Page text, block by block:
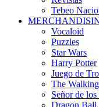
Tebeo
Vocaloid
Puzzles
Star Wars
Harry Potter
Juego de
The
Señor de
Dragon Ball